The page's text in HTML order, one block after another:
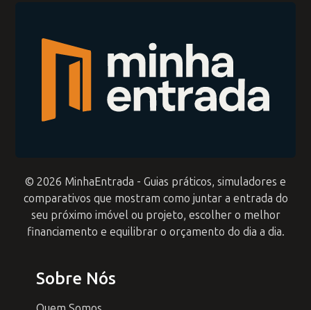
© 2026 MinhaEntrada - Guias práticos, simuladores e
comparativos que mostram como juntar a entrada do
seu próximo imóvel ou projeto, escolher o melhor
financiamento e equilibrar o orçamento do dia a dia.
Sobre Nós